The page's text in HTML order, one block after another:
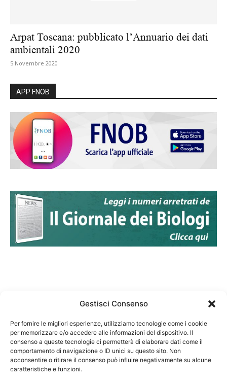
Gestisci Consenso
Per fornire le migliori esperienze, utilizziamo tecnologie come i cookie
per memorizzare e/o accedere alle informazioni del dispositivo. Il
consenso a queste tecnologie ci permetterà di elaborare dati come il
comportamento di navigazione o ID unici su questo sito. Non
acconsentire o ritirare il consenso può influire negativamente su alcune
caratteristiche e funzioni.
Arpat Toscana: pubblicato l’Annuario dei dati
ambientali 2020
5 Novembre 2020
APP FNOB
Federazione Nazionale Degli Ordini dei Biologi:
codice fiscale 80069130583
Responsabile sito internet www.fnob.it: Vincenzo